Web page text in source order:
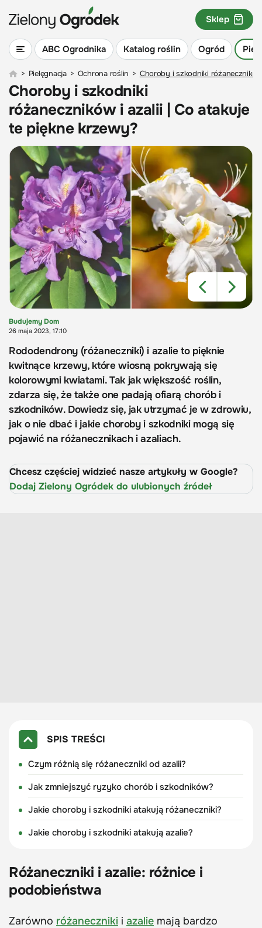
ABC Ogrodnika Katalog roślin Ogród
Sklep
> Pielęgnacja > Ochrona roślin > Choroby i szkodniki
Choroby i szkodniki
różaneczników i azalii | Co atakuje
te piękne krzewy?
Budujemy Dom
26 maja 2023, 17:10
Rododendrony (różaneczniki) i azalie to pięknie
kwitnące krzewy, które wiosną pokrywają się
kolorowymi kwiatami. Tak jak większość roślin,
zdarza się, że także one padają ofiarą chorób i
szkodników. Dowiedz się, jak utrzymać je w zdrowiu,
jak o nie dbać i jakie choroby i szkodniki mogą się
pojawić na różanecznikach i azaliach.
Chcesz częściej widzieć nasze artykuły w Google?
Dodaj Zielony Ogródek do ulubionych źródeł
SPIS TREŚCI
Czym różnią się różaneczniki od azalii?
Jak zmniejszyć ryzyko chorób i szkodników?
Jakie choroby i szkodniki atakują różaneczniki?
Jakie choroby i szkodniki atakują azalie?
Różaneczniki i azalie: różnice i
podobieństwa
Zarówno różaneczniki i azalie mają bardzo